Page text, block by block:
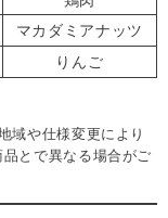
マカダミアナッツ
りんご
域や仕様変更により
とで異なる場合がご